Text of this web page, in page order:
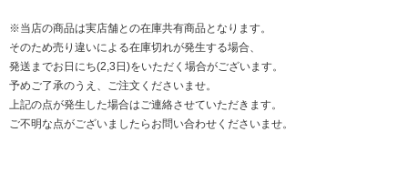
※当店の商品は実店舗との在庫共有商品となります。
そのため売り違いによる在庫切れが発生する場合、
発送までお日にち(2,3日)をいただく場合がございます。
予めご了承のうえ、ご注文くださいませ。
上記の点が発生した場合はご連絡させていただきます。
ご不明な点がございましたらお問い合わせくださいませ。